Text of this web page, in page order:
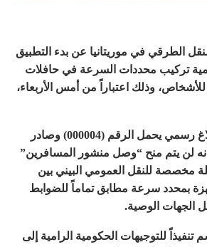
الطرقي في موريتانيا عن بدء التطبيق
تركيب محددات السرعة في حافلات
للأشخاص، وذلك اعتباراً من أمس الأربعاء،
وأكدت السلطة في بلاغ رسمي يحمل الرقم (000004) وصادر
30 يونيو 2026، أنه لن يتم منح “وصل منشور المسافرين”
مخصصة للنقل العمومي البيني بين
بمحدد سرعة مطابق تماماً للضوابط
الجهات الوصية.
تنفيذاً للتوجيهات الحكومية الرامية إلى